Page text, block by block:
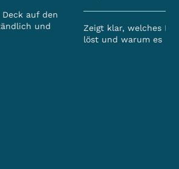
auf den
und
Zeigt klar, welches
löst und warum es